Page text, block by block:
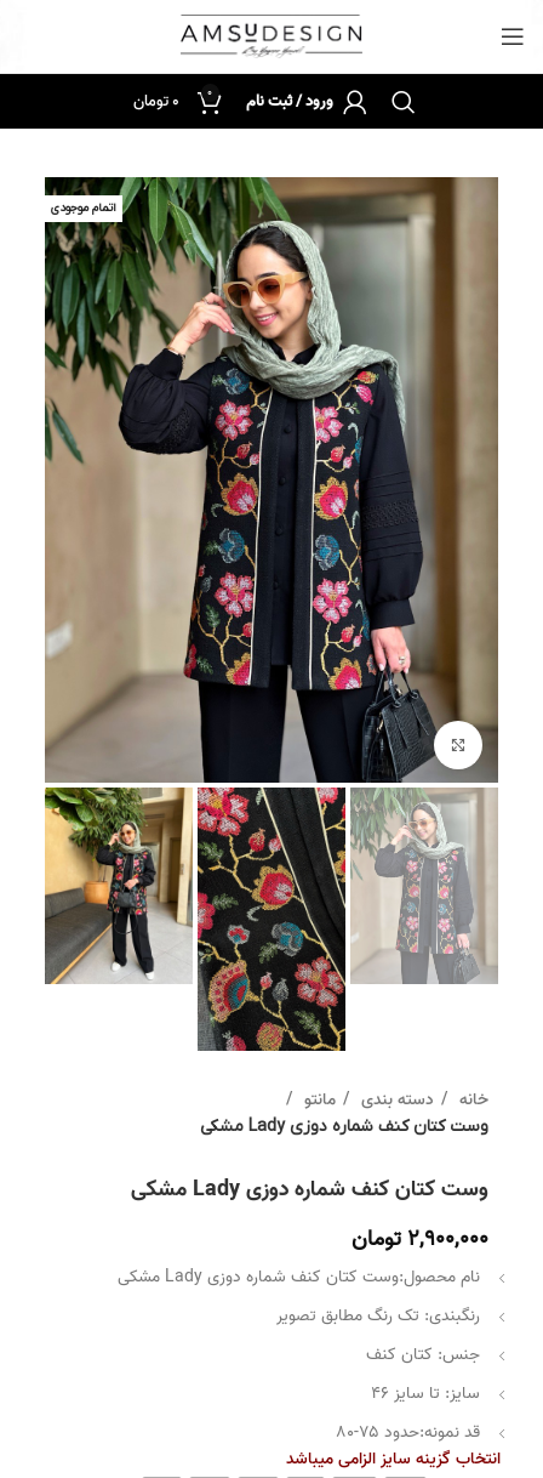
ورود / ثبت نام 0
0تومان
اتمام موجودی
بزرگنمایی تصویر
خانه دسته بندی مانتو
وست کتان کنف شماره دوزی Lady مشکی
وست کتان کنف شماره دوزی Lady مشکی
2,900,000 تومان
نام محصول:وست کتان کنف شماره دوزی Lady مشکی
رنگبندی: تک رنگ مطابق تصویر
جنس: کتان کنف
سایز: تا سایز ۴۶
قد نمونه:حدود ۷۵-۸۰
انتخاب گزینه سایز الزامی میباشد